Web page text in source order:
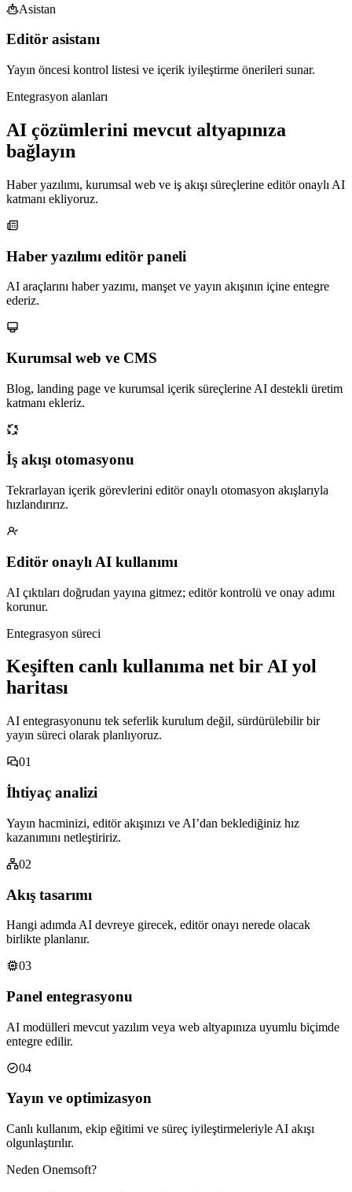
Asistan
Editör asistanı
Yayın öncesi kontrol listesi ve içerik iyileştirme önerileri sunar.
Entegrasyon alanları
AI çözümlerini mevcut altyapınıza
bağlayın
Haber yazılımı, kurumsal web ve iş akışı süreçlerine editör onaylı AI
katmanı ekliyoruz.
Haber yazılımı editör paneli
AI araçlarını haber yazımı, manşet ve yayın akışının içine entegre
ederiz.
Kurumsal web ve CMS
Blog, landing page ve kurumsal içerik süreçlerine AI destekli üretim
katmanı ekleriz.
İş akışı otomasyonu
Tekrarlayan içerik görevlerini editör onaylı otomasyon akışlarıyla
hızlandırırız.
Editör onaylı AI kullanımı
AI çıktıları doğrudan yayına gitmez; editör kontrolü ve onay adımı
korunur.
Entegrasyon süreci
Keşiften canlı kullanıma net bir AI yol
haritası
AI entegrasyonunu tek seferlik kurulum değil, sürdürülebilir bir
yayın süreci olarak planlıyoruz.
01
İhtiyaç analizi
Yayın hacminizi, editör akışınızı ve AI’dan beklediğiniz hız
kazanımını netleştiririz.
02
Akış tasarımı
Hangi adımda AI devreye girecek, editör onayı nerede olacak
birlikte planlanır.
03
Panel entegrasyonu
AI modülleri mevcut yazılım veya web altyapınıza uyumlu biçimde
entegre edilir.
04
Yayın ve optimizasyon
Canlı kullanım, ekip eğitimi ve süreç iyileştirmeleriyle AI akışı
olgunlaştırılır.
Neden Onemsoft?